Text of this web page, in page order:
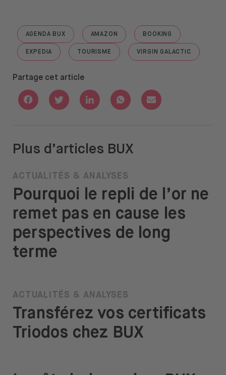
AGENDA BUX
GO TO "AGENDA BUX"
AMAZON
GO TO "AMAZON"
BOOKING
GO TO "BOOKING"
EXPEDIA
GO TO "EXPEDIA"
TOURISME
GO TO "TOURISME"
VIRGIN GALACTIC
GO TO "VIRGIN
Partage cet article
Share with Facebook
Share with Twitter
Share with Linkedin
Share with Whatsapp
Share with Email
Plus d’articles BUX
ACTUALITÉS & ANALYSES
Pourquoi le repli de l’or ne
remet pas en cause les
perspectives de long
terme
ACTUALITÉS & ANALYSES
Transférez vos certificats
Triodos chez BUX